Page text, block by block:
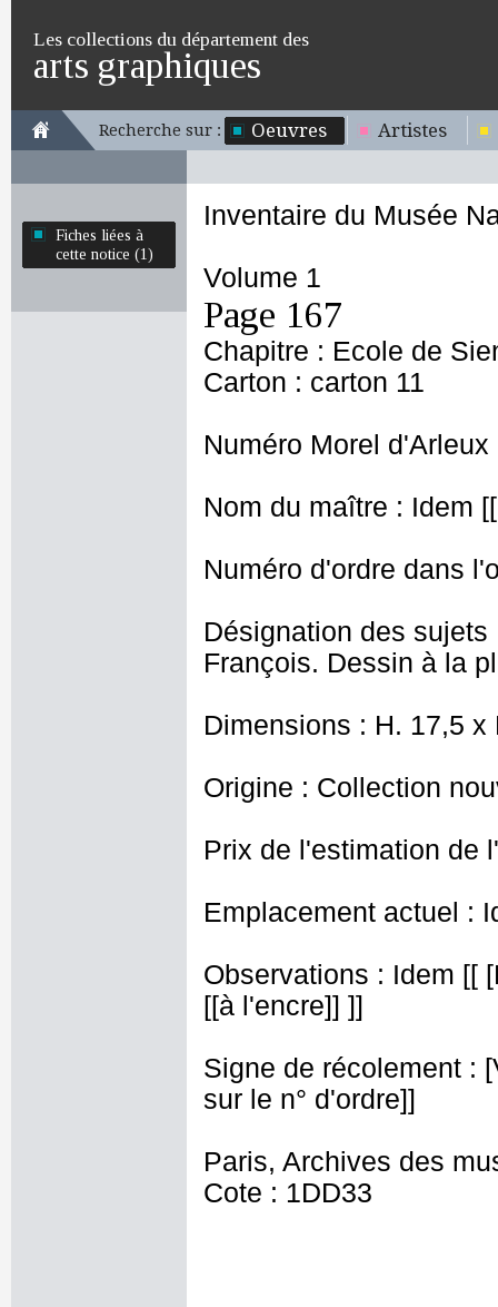
Les collections du département des
arts graphiques
Recherche sur : Oeuvres Artistes
Fiches liées à
cette notice (1)
Inventaire du Musée
Volume 1
Page 167
Chapitre : Ecole de
Carton : carton 11
Numéro Morel d'Arleux
Nom du maître : Idem
Numéro d'ordre dans
Désignation des
François. Dessin à la
Dimensions : H. 17,5 x
Origine : Collection
Prix de l'estimation de
Emplacement actuel :
Observations : Idem [[
[[à l'encre]] ]]
Signe de récolement :
sur le n° d'ordre]]
Paris, Archives des
Cote : 1DD33